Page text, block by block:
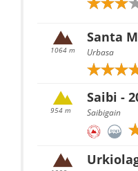
1064 m
Santa
Urbasa
954 m
Saibi -
Saibigain